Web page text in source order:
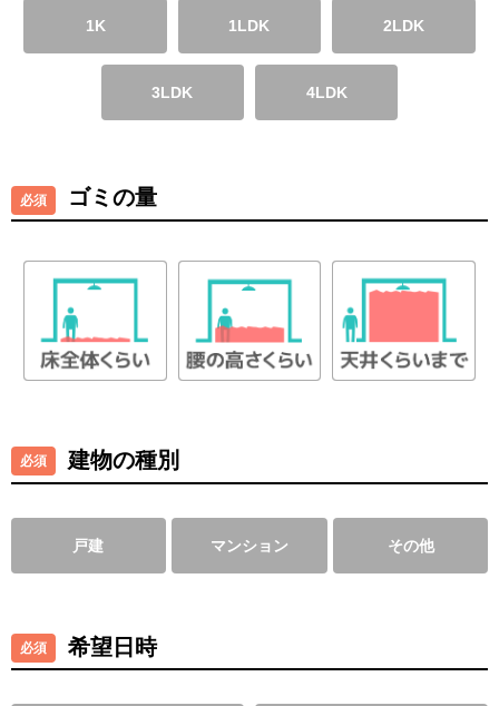
1K 1LDK 2LDK
3LDK 4LDK
ゴミの量
建物の種別
戸建 マンション その他
希望日時